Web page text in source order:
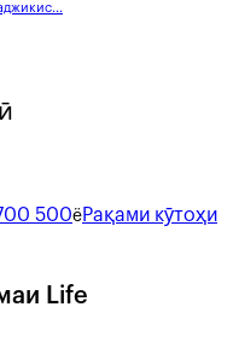
500ёРақами кӯтоҳи
Life